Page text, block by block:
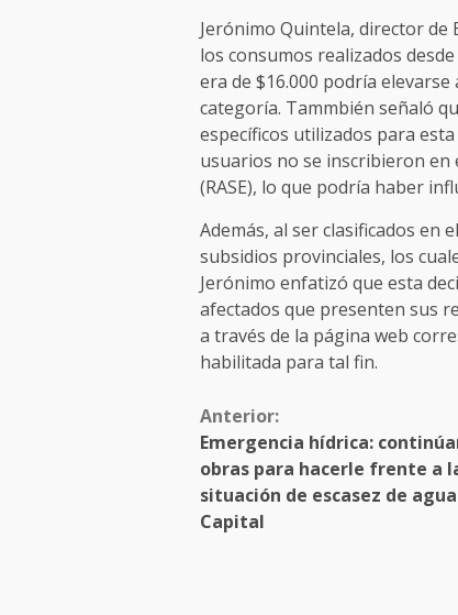
Jerónimo Quintela, director de
los consumos realizados
era de $16.000 podría
categoría. Tammbién señaló
específicos utilizados para
usuarios no se inscribieron en
(RASE), lo que podría haber
Además, al ser clasificados en
subsidios provinciales, los
Jerónimo enfatizó que esta
afectados que presenten sus
a través de la página web
habilitada para tal fin.
Anterior:
Emergencia hídrica:
obras para hacerle frente a
situación de escasez de
Capital